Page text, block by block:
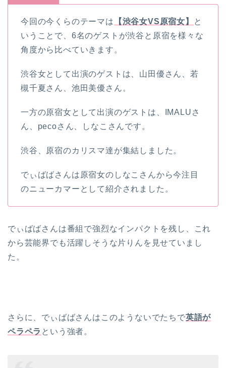
今回の今くらのテーマは 【渋谷女VS原宿女】
と
いうことで、6名のゲストが渋谷と原宿を様々な
角度から比べていきます。
渋谷女として出演のゲストは、山田優さん、若
槻千夏さん、池田美優さん。
一方の原宿女として出演のゲストは、IMALUさ
ん、pecoさん、しなこさんです。
渋谷、原宿のカリスマ達が集結しました。
でぃばばさんは原宿女のしなこさんから今注目
のニューカマーとして紹介されました。
でぃばばさんは番組で強烈なインパクトを残し、これ
から芸能界でも活躍しそうな片りんを見せていまし
た。
さらに、でぃばばさんはこのようないでたちで英語が
ペラペラ という強者。